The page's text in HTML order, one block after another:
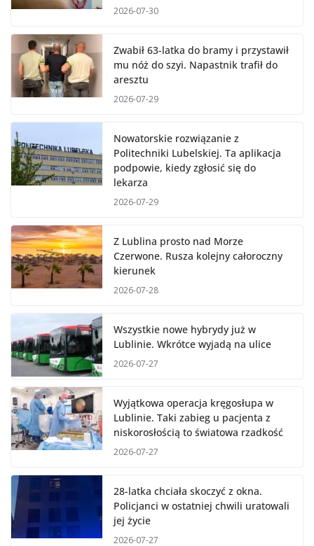
2026-07-30
Zwabił 63-latka do bramy i przystawił
mu nóż do szyi. Napastnik trafił do
aresztu
2026-07-29
Nowatorskie rozwiązanie z
Politechniki Lubelskiej. Ta aplikacja
podpowie, kiedy zgłosić się do
lekarza
2026-07-29
Z Lublina prosto nad Morze
Czerwone. Rusza kolejny całoroczny
kierunek
2026-07-28
Wszystkie nowe hybrydy już w
Lublinie. Wkrótce wyjadą na ulice
2026-07-27
Wyjątkowa operacja kręgosłupa w
Lublinie. Taki zabieg u pacjenta z
niskorosłością to światowa rzadkość
2026-07-27
28-latka chciała skoczyć z okna.
Policjanci w ostatniej chwili uratowali
jej życie
2026-07-27